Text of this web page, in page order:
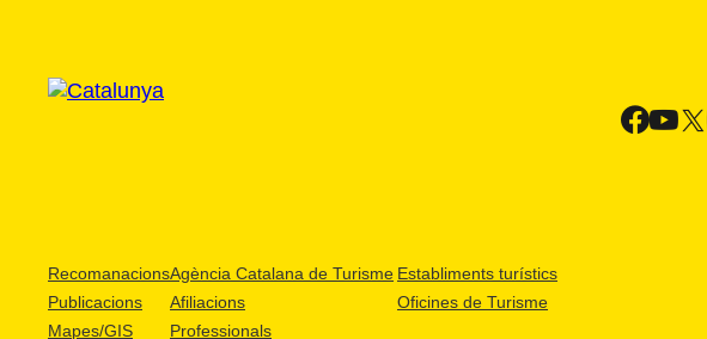
Recomanacions
Publicacions
Mapes/GIS
Agència Catalana de Turisme
Afiliacions
Professionals
Establiments turístics
Oficines de Turisme